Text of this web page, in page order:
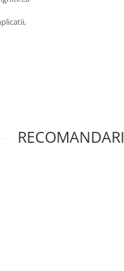
RECOMANDARI